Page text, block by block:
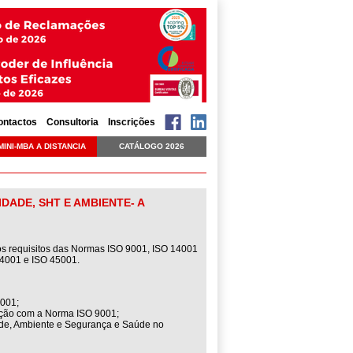
Consultoria Inscrições
MBA A DISTANCIA CATÁLOGO 2026
SHT E AMBIENTE- A
requisitos das Normas ISO 9001, ISO 14001
e ISO 45001.
com a Norma ISO 9001;
Ambiente e Segurança e Saúde no